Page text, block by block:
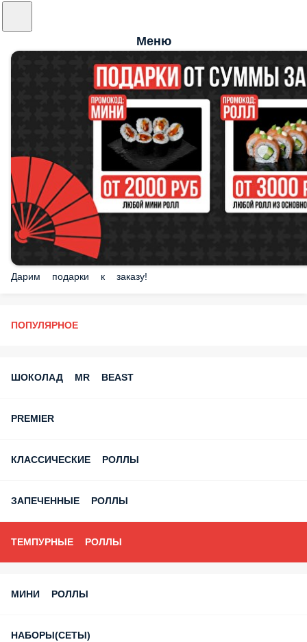
Меню
Дарим подарки к заказу!
ПОПУЛЯРНОЕ
ШОКОЛАД MR BEAST
PREMIER
КЛАССИЧЕСКИЕ РОЛЛЫ
ЗАПЕЧЕННЫЕ РОЛЛЫ
ТЕМПУРНЫЕ РОЛЛЫ
МИНИ РОЛЛЫ
НАБОРЫ(СЕТЫ)